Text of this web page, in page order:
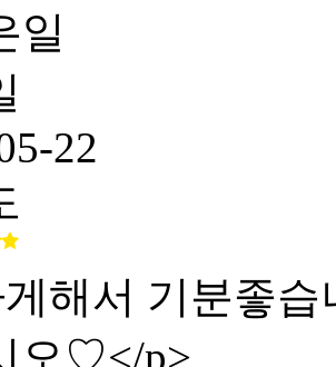
일
22
해서 기분좋습
오♡</p>